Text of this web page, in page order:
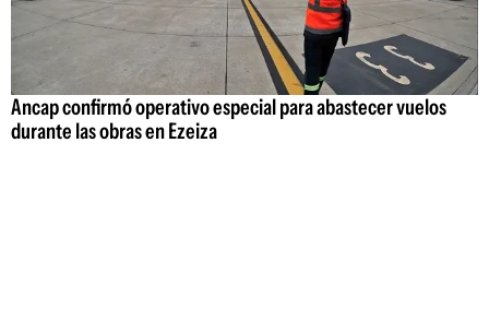
Ancap confirmó operativo especial para abastecer vuelos
durante las obras en Ezeiza